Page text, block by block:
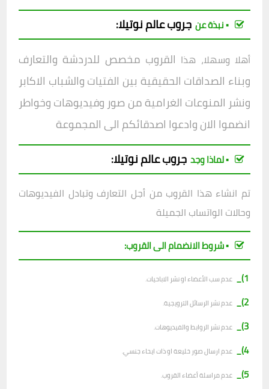
▪︎ نبذة عن جروبعالم نوتيلا:
أهلا وسهلا، هذا القروب مخصص للدردشة والتعارف
وبناء الصداقات الحقيقية بين الفتيات والشباب الاكابر
ونشر المنوعات الغرامية من صور وفيديوهات وخواطر
انضموا الان وادعوا اصدقائكم الى المجموعة
▪︎ لماذا وجد جروبعالم نوتيلا:
تم انشاء هذا القروب من أجل التعارف وتبادل الفيديوهات
وحالات الواتساب الجميلة
▪︎ شروط الانضمام الى القروب:
1)_
عدم سب الأعضاء او نشر الاباحيات.
2)_ عدم نشر الرسائل الترويجية.
3)_ عدم نشر الروابط والفيديوهات.
4)_ عدم ارسال صور خليعة او ذات ايحاء جنسي.
5)_ عدم مراسلة أعضاء القروب.